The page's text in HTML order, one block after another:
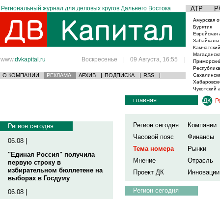
Региональный журнал для деловых кругов Дальнего Востока АТР
www.dvkapital.ru Воскресенье | 09 Августа, 16:55 |
О КОМПАНИИ РЕКЛАМА АРХИВ | ПОДПИСКА | RSS |
Амурская
Бурятия
Еврейская
Чукотский
Регион сегодня
06.08 |
"Единая Россия" получила
первую строку в
избирательном бюллетене на
выборах в Госдуму
06.08 |
главная
Регион сегодня
Компании
Часовой пояс
Финансы
Тема номера
Рынки
Мнение
Отрасль
Проект ДК
Инновации
Регион сегодня